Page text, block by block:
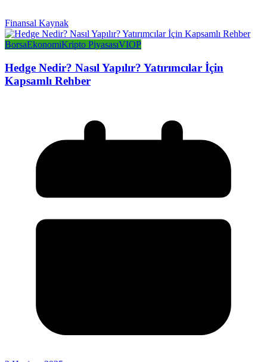
Finansal Kaynak
BorsaEkonomiKripto PiyasasıVIOP
Hedge Nedir? Nasıl Yapılır? Yatırımcılar İçin
Kapsamlı Rehber